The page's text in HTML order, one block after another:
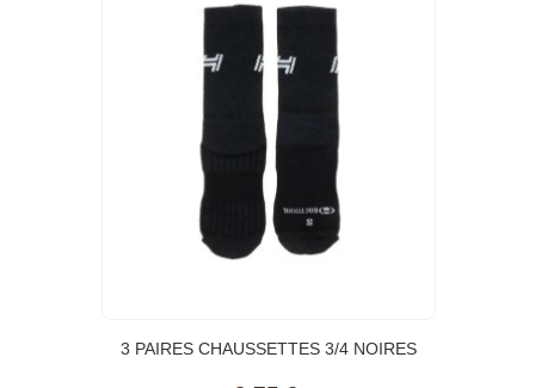
3 PAIRES CHAUSSETTES 3/4 NOIRES